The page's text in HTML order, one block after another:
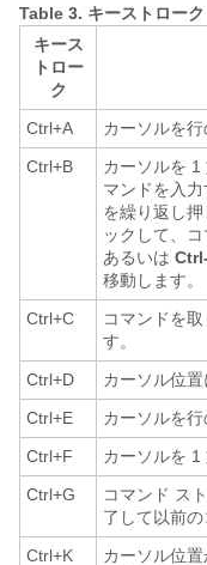
Table 3. キーストロー
キース
トロー
ク
Ctrl+A
カーソルを行
Ctrl+B
カーソルを 1
マンドを入力
を繰り返し
ックして、
あるいは
移動します。
Ctrl+C
コマンドを
す。
Ctrl+D
カーソル位置
Ctrl+E
カーソルを行
Ctrl+F
カーソルを 1
Ctrl+G
コマンド ス
了して以前の
Ctrl+K
カーソル位